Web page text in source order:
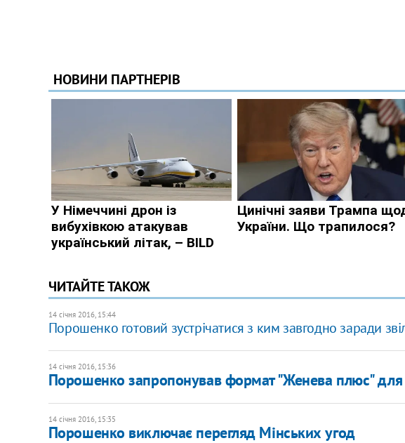
ЧИТАЙТЕ ТАКОЖ
14 січня 2016, 15:44
Порошенко готовий зустрічатися з ким завгодно заради
14 січня 2016, 15:36
Порошенко запропонував формат "Женева плюс"
14 січня 2016, 15:35
Порошенко виключає перегляд Мінських угод